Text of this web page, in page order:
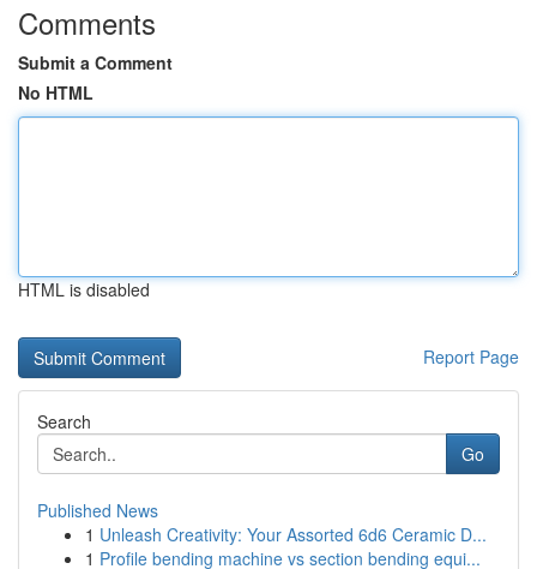
Comments
Submit a Comment
No HTML
HTML is disabled
Report Page
Search
Go
Published News
1 Unleash Creativity: Your Assorted 6d6 Ceramic D...
1 Profile bending machine vs section bending equi...